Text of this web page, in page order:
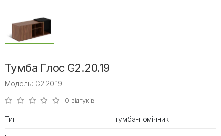
Тумба Глос G2.20.19
Модель: G2.20.19
0 відгуків
Тип тумба-помічник